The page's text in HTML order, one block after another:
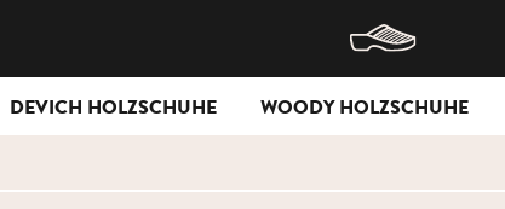
DEVICH HOLZSCHUHE WOODY HOLZSCHUHE